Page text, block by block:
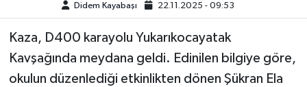
Didem Kayabaşı 22.11.2025 - 09:53
Kaza, D400 karayolu Yukarıkocayatak
Kavşağında meydana geldi. Edinilen bilgiye göre,
okulun düzenlediği etkinlikten dönen Şükran Ela